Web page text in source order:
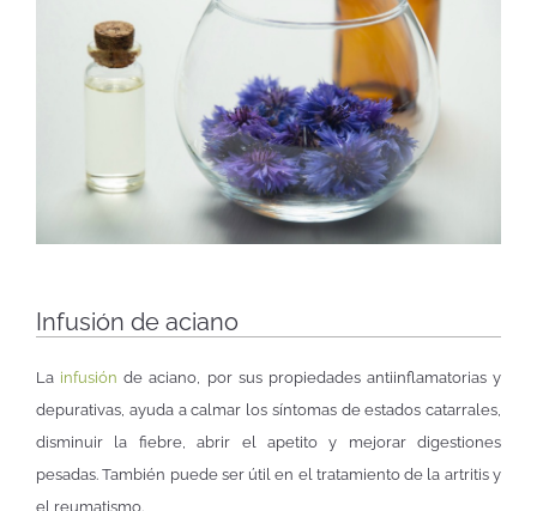
Infusión de aciano
La infusión de aciano, por sus propiedades antiinflamatorias y
depurativas, ayuda a calmar los síntomas de estados catarrales,
disminuir la fiebre, abrir el apetito y mejorar digestiones
pesadas. También puede ser útil en el tratamiento de la artritis y
el reumatismo.